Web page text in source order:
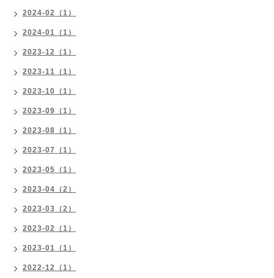
2024-02（1）
2024-01（1）
2023-12（1）
2023-11（1）
2023-10（1）
2023-09（1）
2023-08（1）
2023-07（1）
2023-05（1）
2023-04（2）
2023-03（2）
2023-02（1）
2023-01（1）
2022-12（1）